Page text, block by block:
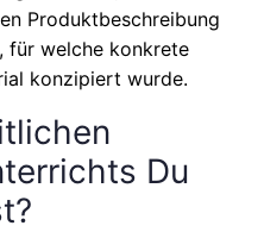
Produktbeschreibung
für welche konkrete
konzipiert wurde.
Du